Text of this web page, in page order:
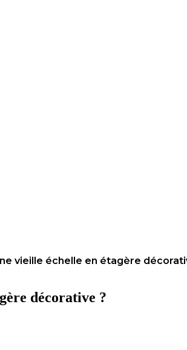
vieille échelle en étagère
décorative ?